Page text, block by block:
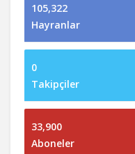
105,322
Hayranlar
0
Takipçiler
33,900
Aboneler